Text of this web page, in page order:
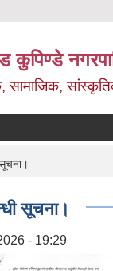
कुपिण्डे
सामाजिक,
सूचना।
- 19:29